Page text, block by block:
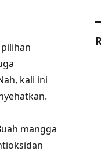
kali ini
mangga